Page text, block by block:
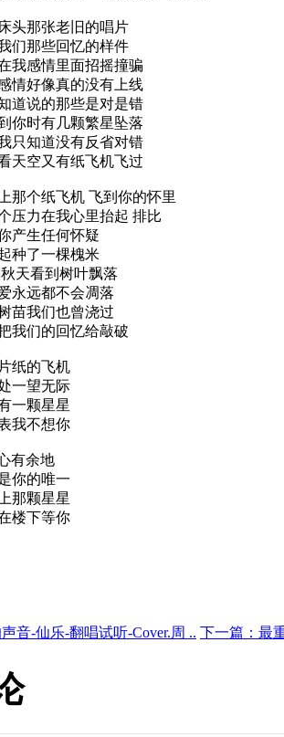
头那张老旧的唱片
们那些回忆的样件
我感情里面招摇撞骗
情好像真的没有上线
道说的那些是对是错
你时有几颗繁星坠落
只知道没有反省对错
天空又有纸飞机飞过
那个纸飞机 飞到你的怀里
压力在我心里抬起 排比
产生任何怀疑
种了一棵槐米
天看到树叶飘落
永远都不会凋落
苗我们也曾浇过
我们的回忆给敲破
纸的飞机
一望无际
一颗星星
我不想你
有余地
你的唯一
那颗星星
楼下等你
音-仙乐-翻唱试听-Cover.周 .. 下一篇：最